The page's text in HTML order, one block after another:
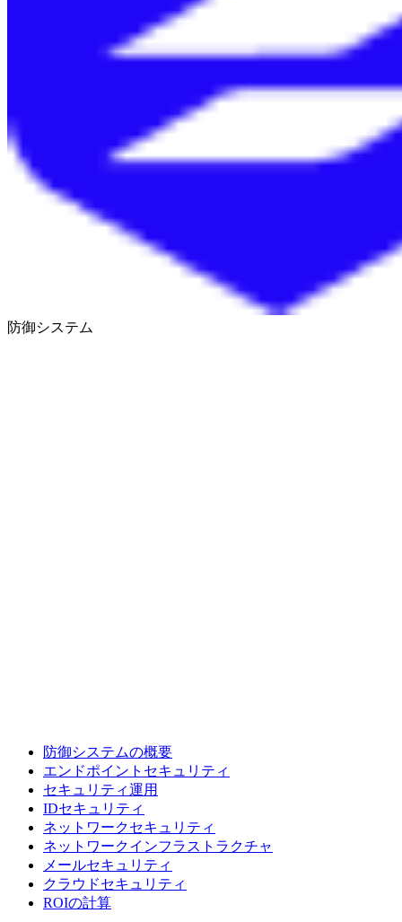
防御システム
防御システムの概要
エンドポイントセキュリティ
セキュリティ運用
IDセキュリティ
ネットワークセキュリティ
ネットワークインフラストラクチャ
メールセキュリティ
クラウドセキュリティ
ROIの計算